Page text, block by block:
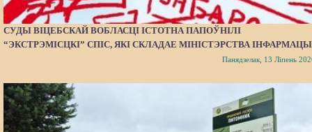
СУДЫ ВІЦЕБСКАЙ ВОБЛАСЦІ ІСТОТНА ПАПОЎНІЛІ
“ЭКСТРЭМІСЦКІ” СПІС, ЯКІ СКЛАДАЕ МІНІСТЭРСТВА
Панядзелак, 13 Ліпень